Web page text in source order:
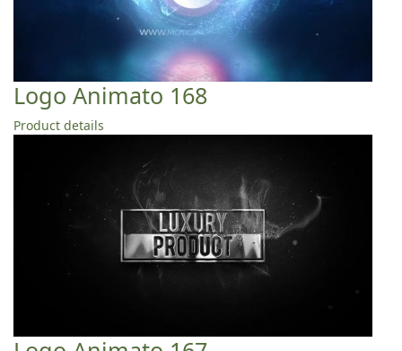
Logo Animato 168
Product details